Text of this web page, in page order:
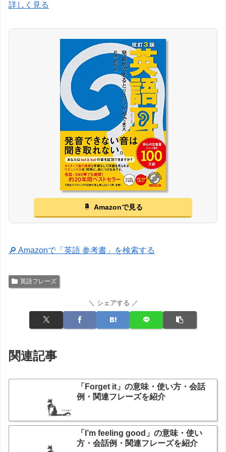
詳しく見る
Amazonで見る
🔎 Amazonで「英語 参考書」を検索する
英語フレーズ
＼ シェアする ／
関連記事
「Forget it」の意味・使い方・会話
例・関連フレーズを紹介
「I’m feeling good」の意味・使い
方・会話例・関連フレーズを紹介